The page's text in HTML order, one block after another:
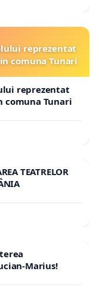
reprezentat
comuna Tunari
reprezentat
comuna Tunari
TEATRELOR
Marius!